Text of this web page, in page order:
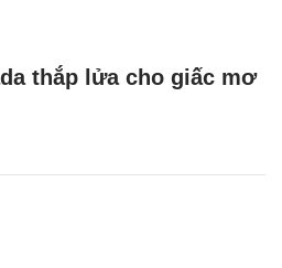
thắp lửa cho giấc mơ